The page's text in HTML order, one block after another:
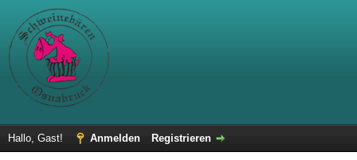
Hallo, Gast! Anmelden Registrieren